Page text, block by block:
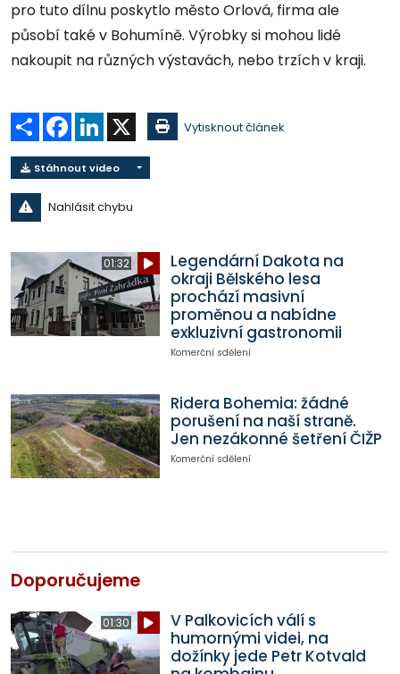
pro tuto dílnu poskytlo město Orlová, firma ale
působí také v Bohumíně. Výrobky si mohou lidé
nakoupit na různých výstavách, nebo trzích v kraji.
Sdílet Facebook
LinkedIn Vytisknout článek
Stáhnout video
Nahlásit chybu
01:32
Legendární Dakota na
okraji Bělského lesa
prochází masivní
proměnou a nabídne
exkluzivní gastronomii
Komerční sdělení
Ridera Bohemia: žádné
porušení na naší straně.
Jen nezákonné šetření ČIŽP
Komerční sdělení
Doporučujeme
01:30
V Palkovicích válí s
humornými videi, na
dožínky jede Petr Kotvald